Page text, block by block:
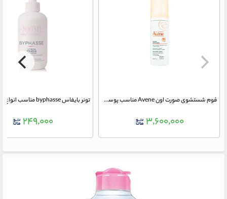
فوم شستشوی صورت اون Avene مناسب پوست حساس معمولی تا مختلط 150 میلی لیتر
۳,۶۰۰,۰۰۰ ۲۴۹,۰۰۰